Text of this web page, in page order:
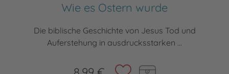
Wie es Ostern wurde
Die biblische Geschichte von Jesus Tod und
Auferstehung in ausdrucksstarken ...